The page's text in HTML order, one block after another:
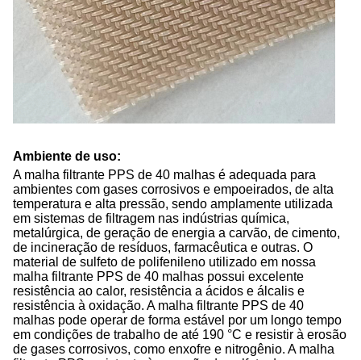
Ambiente de uso:
A malha filtrante PPS de 40 malhas é adequada para
ambientes com gases corrosivos e empoeirados, de alta
temperatura e alta pressão, sendo amplamente utilizada
em sistemas de filtragem nas indústrias química,
metalúrgica, de geração de energia a carvão, de cimento,
de incineração de resíduos, farmacêutica e outras. O
material de sulfeto de polifenileno utilizado em nossa
malha filtrante PPS de 40 malhas possui excelente
resistência ao calor, resistência a ácidos e álcalis e
resistência à oxidação. A malha filtrante PPS de 40
malhas pode operar de forma estável por um longo tempo
em condições de trabalho de até 190 °C e resistir à erosão
de gases corrosivos, como enxofre e nitrogênio. A malha